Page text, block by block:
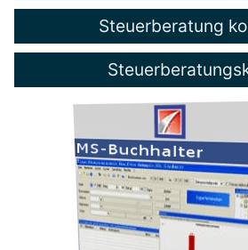
Steuerberatung